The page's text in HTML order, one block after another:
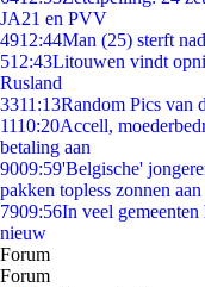
JA21 en PVV
4912:44Man (25) sterft
512:43Litouwen vindt
Rusland
3311:13Random Pics van
1110:20Accell,
betaling aan
9009:59'Belgische'
pakken topless zonnen aan
7909:56In veel
nieuw
Forum
Forum